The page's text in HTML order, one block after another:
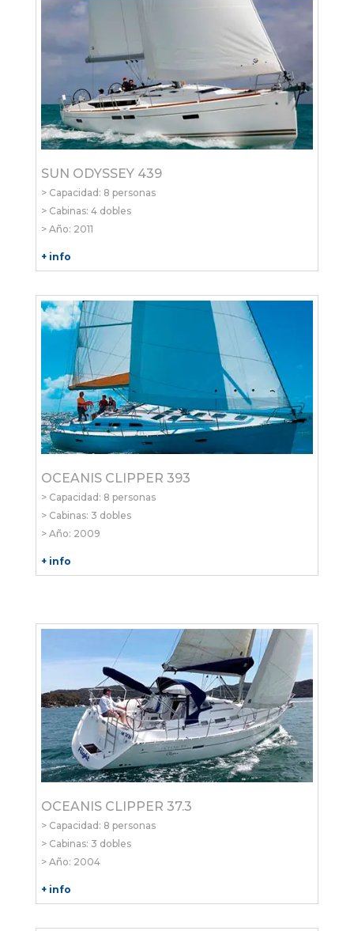
SUN ODYSSEY 439
> Capacidad: 8 personas
> Cabinas: 4 dobles
> Año: 2011
+ info
OCEANIS CLIPPER 393
> Capacidad: 8 personas
> Cabinas: 3 dobles
> Año: 2009
+ info
OCEANIS CLIPPER 37.3
> Capacidad: 8 personas
> Cabinas: 3 dobles
> Año: 2004
+ info